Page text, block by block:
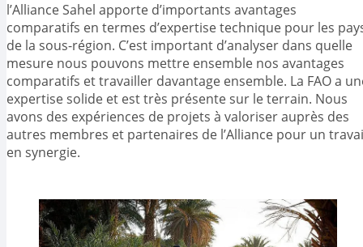
l’Alliance Sahel apporte d’importants avantages
comparatifs en termes d’expertise technique pour les
de la sous-région. C’est important d’analyser dans quelle
mesure nous pouvons mettre ensemble nos avantages
comparatifs et travailler davantage ensemble. La FAO a
expertise solide et est très présente sur le terrain. Nous
avons des expériences de projets à valoriser auprès des
autres membres et partenaires de l’Alliance pour un
en synergie.